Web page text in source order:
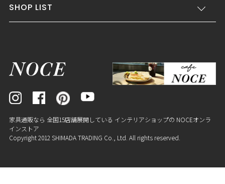
SHOP LIST
家具通販なら 全国15店舗展開している インテリアショップの NOCEオンラ
インストア
Copyright 2012 SHIMADA TRADING Co., Ltd. All rights reserved.